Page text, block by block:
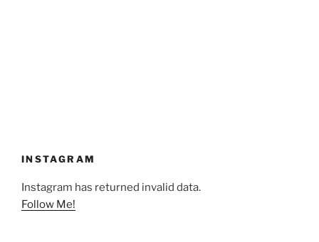
INSTAGRAM
Instagram has returned invalid data.
Follow Me!